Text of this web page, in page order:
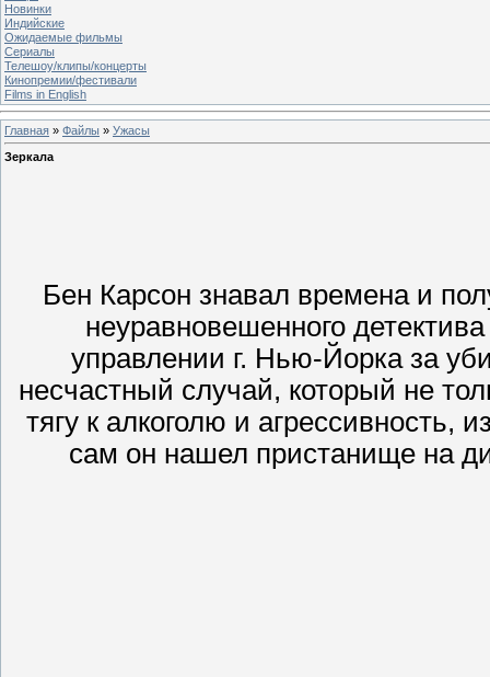
Новинки
Индийские
Ожидаемые фильмы
Сериалы
Телешоу/клипы/концерты
Кинопремии/фестивали
Films in English
Главная » Файлы » Ужасы
Зеркала
Бен Карсон знавал времена и
неуравновешенного
управлении г. Нью-Йорка за
несчастный случай, который не
тягу к алкоголю и агрессивность,
сам он нашел пристанище на